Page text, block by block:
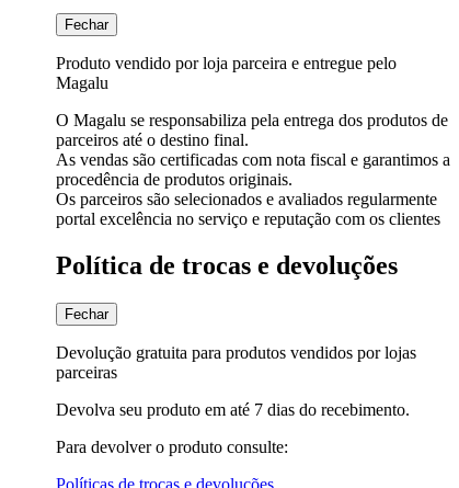
Fechar
Produto vendido por loja parceira e entregue pelo
Magalu
O Magalu se responsabiliza pela entrega dos produtos de
parceiros até o destino final.
As vendas são certificadas com nota fiscal e garantimos a
procedência de produtos originais.
Os parceiros são selecionados e avaliados regularmente
portal excelência no serviço e reputação com os clientes
Política de trocas e devoluções
Fechar
Devolução gratuita para produtos vendidos por lojas
parceiras
Devolva seu produto em até 7 dias do recebimento.
Para devolver o produto consulte:
Políticas de trocas e devoluções